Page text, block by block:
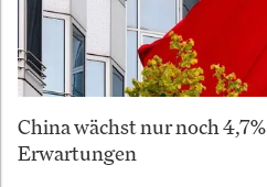
China wächst nur noch
Erwartungen